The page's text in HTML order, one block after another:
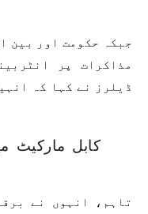
جبکہ حکومت اور بین
مذاکرات پر
ڈیلرز نے کہا کہ
تاہم، انہوں نے